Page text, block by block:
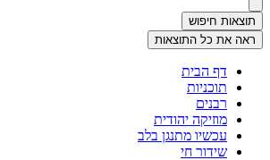
תוצאות חיפוש
ראה את כל התוצאות
דף הבית
תוכניות
רבנים
מוזיקה יהודית
עכשיו מתנגן בלב
שידור חי